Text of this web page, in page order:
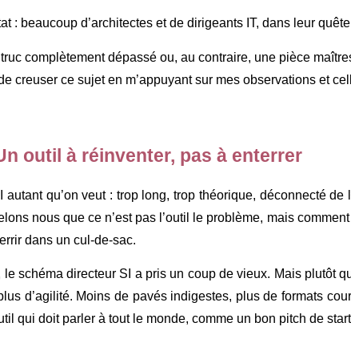
: beaucoup d’architectes et de dirigeants IT, dans leur
complètement dépassé ou, au contraire, une pièce
creuser ce sujet en m’appuyant sur mes observations et
outil à réinventer, pas à enterrer
qu’on veut : trop long, trop théorique, déconnecté
nous que ce n’est pas l’outil le problème, mais
dans un cul-de-sac.
le schéma directeur SI a pris un coup de vieux. Mais plutôt
d’agilité. Moins de pavés indigestes, plus de formats
qui doit parler à tout le monde, comme un bon pitch de